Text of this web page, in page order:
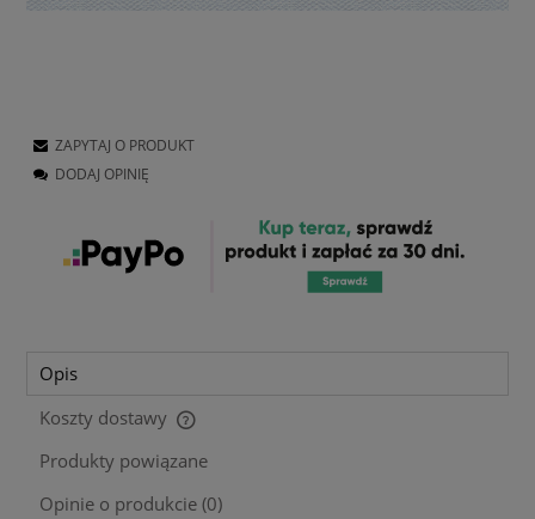
ZAPYTAJ O PRODUKT
DODAJ OPINIĘ
Opis
Koszty dostawy
Cena nie zawiera ewentualnych kosztów płatności
Produkty powiązane
Opinie o produkcie (0)